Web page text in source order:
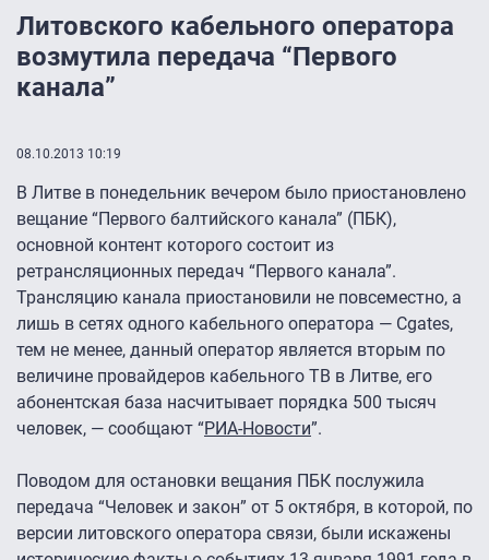
Литовского кабельного оператора
возмутила передача “Первого
канала”
08.10.2013 10:19
В Литве в понедельник вечером было приостановлено
вещание “Первого балтийского канала” (ПБК),
основной контент которого состоит из
ретрансляционных передач “Первого канала”.
Трансляцию канала приостановили не повсеместно, а
лишь в сетях одного кабельного оператора — Cgates,
тем не менее, данный оператор является вторым по
величине провайдеров кабельного ТВ в Литве, его
абонентская база насчитывает порядка 500 тысяч
человек, — сообщают “РИА-Новости”.
Поводом для остановки вещания ПБК послужила
передача “Человек и закон” от 5 октября, в которой, по
версии литовского оператора связи, были искажены